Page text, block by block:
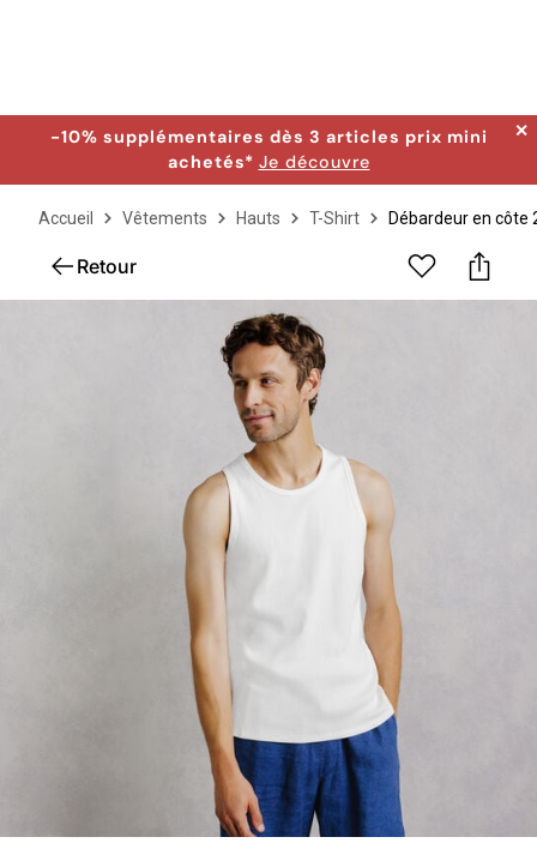
-10% supplémentaires dès 3 articles prix mini
achetés* Je découvre
✕
Accueil Vêtements Hauts T-Shirt Débardeur en côte
Retour